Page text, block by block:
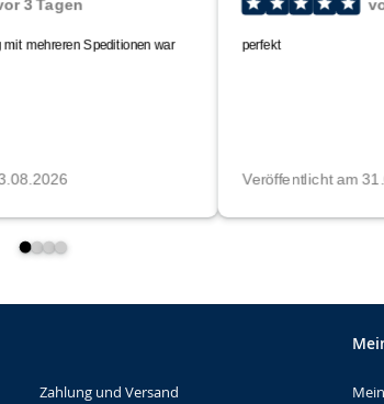
Zahlung und Versand